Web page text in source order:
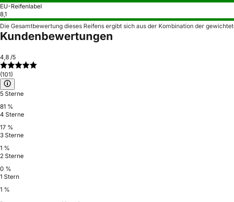
EU-Reifenlabel
8,1
Die Gesamtbewertung dieses Reifens ergibt sich aus der Kombination der
Kundenbewertungen
4,8 /5
(101)
5 Sterne
81 %
4 Sterne
17 %
3 Sterne
1 %
2 Sterne
0 %
1 Stern
1 %